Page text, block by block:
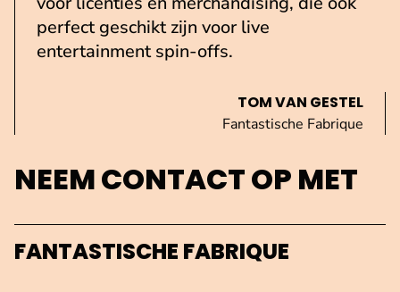
perfect geschikt zijn voor live
entertainment spin-offs.
TOM VAN GESTEL
Fantastische Fabrique
NEEM CONTACT OP MET
FANTASTISCHE FABRIQUE